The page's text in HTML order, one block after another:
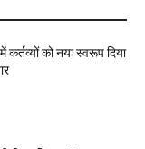
कर्तव्यों को नया स्वरूप दिया